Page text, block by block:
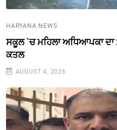
HARYANA NEWS
ਸਕੂਲ `ਚ ਮਹਿਲਾ ਅਧਿਆਪਕਾ ਦਾ
ਕਤਲ
AUGUST 4, 2026